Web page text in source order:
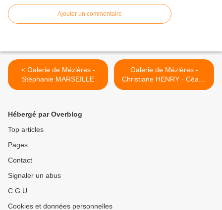
Ajouter un commentaire
< Galerie de Mézières -
Stéphanie MARSEILLE
Galerie de Mézières -
Christiane HENRY - Céach
Michel HENRY >
Hébergé par Overblog
Top articles
Pages
Contact
Signaler un abus
C.G.U.
Cookies et données personnelles